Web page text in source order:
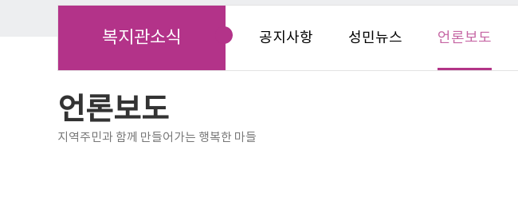
복지관소식 공지사항 성민뉴스 언론보도
언론보도
지역주민과 함께 만들어가는 행복한 마들